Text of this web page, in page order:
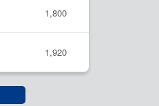
1,800
1,920